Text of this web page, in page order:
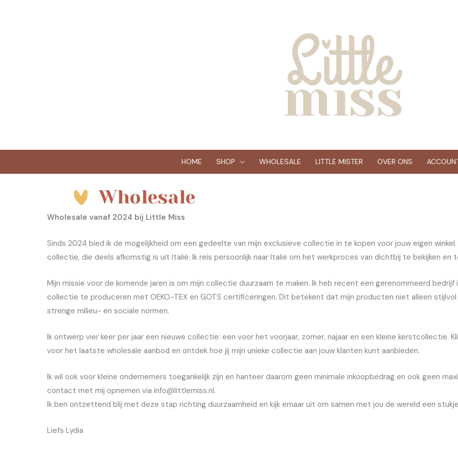
HOME SHOP WHOLESALE LITTLE MISTER OVER ONS
Wholesale
Wholesale vanaf 2024 bij Little Miss
Sinds 2024 bied ik de mogelijkheid om een gedeelte van mijn exclusieve collectie in te kopen voor jouw eigen
collectie, die deels afkomstig is uit Italië. Ik reis persoonlijk naar Italië om het werkproces van dichtbij te bekijken
Mijn missie voor de komende jaren is om mijn collectie duurzaam te maken. Ik heb recent een gerenommeerd
collectie te produceren met OEKO-TEX en GOTS certificeringen. Dit betekent dat mijn producten niet alleen
strenge milieu- en sociale normen.
Ik ontwerp vier keer per jaar een nieuwe collectie: een voor het voorjaar, zomer, najaar en een kleine kerstcollectie.
voor het laatste wholesale aanbod en ontdek hoe jij mijn unieke collectie aan jouw klanten kunt aanbieden.
Ik wil ook voor kleine ondernemers toegankelijk zijn en hanteer daarom geen minimale inkoopbedrag en ook geen
contact met mij opnemen via info@littlemiss.nl.
Ik ben ontzettend blij met deze stap richting duurzaamheid en kijk ernaar uit om samen met jou de wereld een
Liefs Lydia